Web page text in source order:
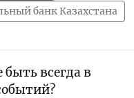
банк Казахстана
быть всегда в